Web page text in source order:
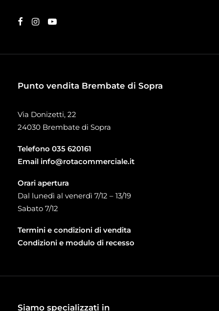
Punto vendita Brembate di Sopra
Via Donizetti, 22
24030 Brembate di Sopra
Telefono 035 620161
Email info@rotacommerciale.it
Orari apertura
Dal lunedì al venerdì 7/12 – 13/19
Sabato 7/12
Termini e condizioni di vendita
Condizioni e modulo di recesso
Siamo specializzati in